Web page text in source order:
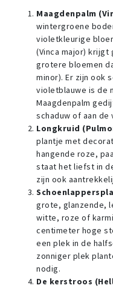
Maagdenpalm
wintergroene
violetkleurige
(Vinca major)
grotere bloemen
minor). Er zijn ook
violetblauwe is de
Maagdenpalm
schaduw of aan de
Longkruid
plantje met
hangende roze,
staat het liefst in
zijn ook
grote, glanzende,
witte, roze of
centimeter hoge
een plek in de
zonniger plek
nodig.
De kerstroos